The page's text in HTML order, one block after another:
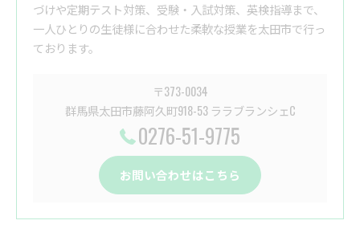
づけや定期テスト対策、受験・入試対策、英検指導まで、
一人ひとりの生徒様に合わせた柔軟な授業を太田市で行っ
ております。
〒373-0034
群馬県太田市藤阿久町918-53 ララブランシェC
0276-51-9775
お問い合わせはこちら